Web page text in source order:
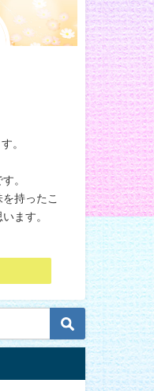
。
。
持ったこ
ます。